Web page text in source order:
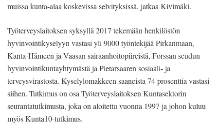
muissa kunta-alaa koskevissa selvityksissä, jatkaa Kivimäki.
Työterveyslaitoksen syksyllä 2017 tekemään henkilöstön
hyvinvointikyselyyn vastasi yli 9000 työntekijää Pirkanmaan,
Kanta-Hämeen ja Vaasan sairaanhoitopiireistä, Forssan seudun
hyvinvointikuntayhtymästä ja Pietarsaaren sosiaali- ja
terveysvirastosta. Kyselylomakkeen saaneista 74 prosenttia vastasi
siihen. Tutkimus on osa Työterveyslaitoksen Kuntasektorin
seurantatutkimusta, joka on aloitettu vuonna 1997 ja johon kuluu
myös Kunta10-tutkimus.